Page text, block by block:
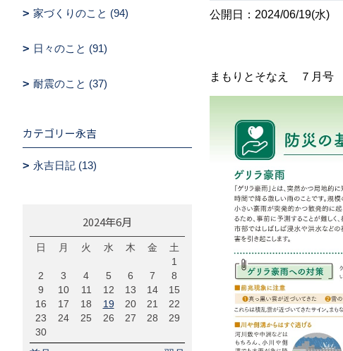
公開日：2024/06/19(水)
まもりとそなえ ７月号
家づくりのこと (94)
日々のこと (91)
耐震のこと (37)
カテゴリー永吉
永吉日記 (13)
2024年6月
日 月 火 水 木 金
土
1
2
3 4 5 6 7
8
9
10 11 12 13 14
15
16
17 18 19 20 21
22
23
24 25 26 27 28
29
30